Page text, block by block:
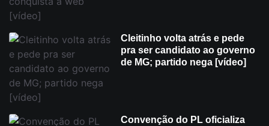
Cleitinho volta atrás e pede
pra ser candidato ao governo
de MG; partido nega [vídeo]
Convenção do PL oficializa